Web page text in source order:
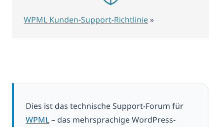
Dies ist das technische Support-Forum für
WPML– das mehrsprachige WordPress-
WPML Kunden-Support-Richtlinie »